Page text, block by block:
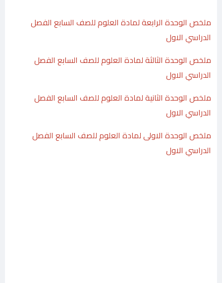
ملخص الوحدة الرابعة لمادة العلوم للصف السابع الفصل
الدراسي الاول
ملخص الوحدة الثالثة لمادة العلوم للصف السابع الفصل
الدراسي الاول
ملخص الوحدة الثانية لمادة العلوم للصف السابع الفصل
الدراسي الاول
ملخص الوحدة الاولى لمادة العلوم للصف السابع الفصل
الدراسي الاول